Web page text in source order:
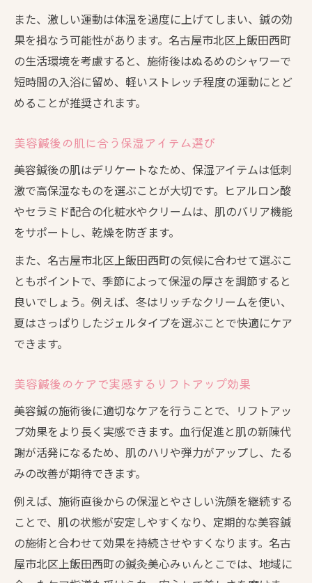
また、激しい運動は体温を過度に上げてしまい、鍼の効
果を損なう可能性があります。名古屋市北区上飯田西町
の生活環境を考慮すると、施術後はぬるめのシャワーで
短時間の入浴に留め、軽いストレッチ程度の運動にとど
めることが推奨されます。
美容鍼後の肌に合う保湿アイテム選び
美容鍼後の肌はデリケートなため、保湿アイテムは低刺
激で高保湿なものを選ぶことが大切です。ヒアルロン酸
やセラミド配合の化粧水やクリームは、肌のバリア機能
をサポートし、乾燥を防ぎます。
また、名古屋市北区上飯田西町の気候に合わせて選ぶこ
ともポイントで、季節によって保湿の厚さを調節すると
良いでしょう。例えば、冬はリッチなクリームを使い、
夏はさっぱりしたジェルタイプを選ぶことで快適にケア
できます。
美容鍼後のケアで実感するリフトアップ効果
美容鍼の施術後に適切なケアを行うことで、リフトアッ
プ効果をより長く実感できます。血行促進と肌の新陳代
謝が活発になるため、肌のハリや弾力がアップし、たる
みの改善が期待できます。
例えば、施術直後からの保湿とやさしい洗顔を継続する
ことで、肌の状態が安定しやすくなり、定期的な美容鍼
の施術と合わせて効果を持続させやすくなります。名古
屋市北区上飯田西町の鍼灸美心みぃんとこでは、地域に